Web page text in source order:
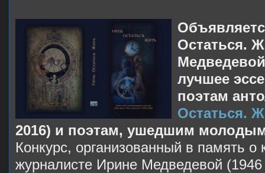
Остаться.
лучшее
поэтам
Остаться.
2016) и поэтам, ушедшим
Конкурс, организованный в память о
журналисте Ирине Медведевой (1946